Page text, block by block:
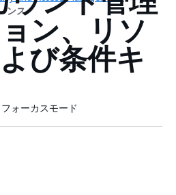
ンス
ン、リソ
び条件キ
フォーカスモード